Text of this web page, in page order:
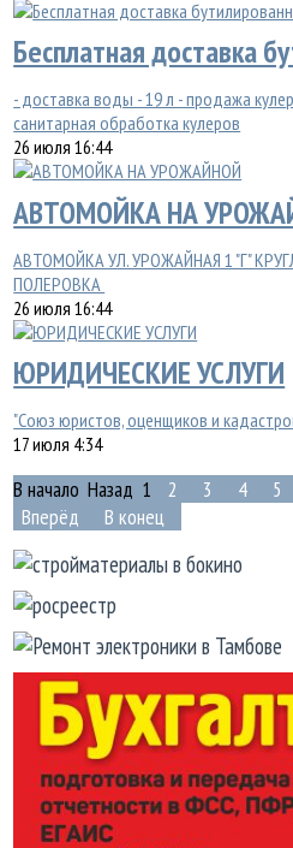
Бесплатная доставка
- доставка воды - 19 л - продажа
санитарная обработка кулеров
26 июля 16:44
АВТОМОЙКА НА
АВТОМОЙКА УЛ. УРОЖАЙНАЯ 1 "Г"
ПОЛЕРОВКА
26 июля 16:44
ЮРИДИЧЕСКИЕ УСЛУГИ
"Союз юристов, оценщиков и
17 июля 4:34
В начало Назад 1 2 3 4 5
Вперёд
В конец